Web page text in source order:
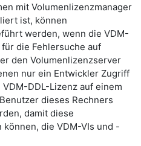
mit Volumenlizenzmanager
ist, können
werden, wenn die VDM-
die Fehlersuche auf
den Volumenlizenzserver
nur ein Entwickler Zugriff
DDL-Lizenz auf einem
dieses Rechners
damit diese
die VDM-VIs und -